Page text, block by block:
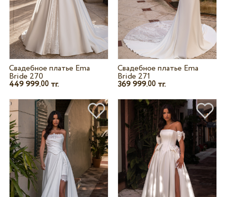
Свадебное платье Ema
Bride 270
449 999.00тг.
Свадебное платье Ema
Bride 271
369 999.00 тг.